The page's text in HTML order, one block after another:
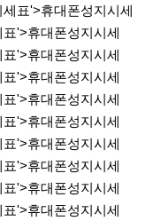
표'>휴대폰성지시세
'>휴대폰성지시세
'>휴대폰성지시세
'>휴대폰성지시세
'>휴대폰성지시세
'>휴대폰성지시세
'>휴대폰성지시세
'>휴대폰성지시세
'>휴대폰성지시세
'>휴대폰성지시세